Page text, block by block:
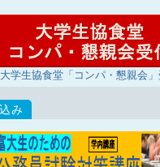
大学生協食堂「コンパ・懇親会